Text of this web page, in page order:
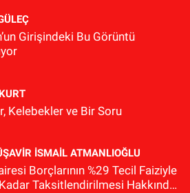
Girişindeki Bu Görüntü
Kelebekler ve Bir Soru
İSMAIL ATMANLIOĞLU
Borçlarının %29 Tecil Faiziyle
Taksitlendirilmesi Hakkında